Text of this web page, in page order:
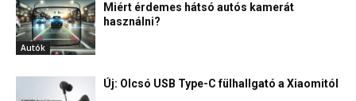
Autók
Miért érdemes hátsó autós kamerát
használni?
Új: Olcsó USB Type-C fülhallgató a Xiaomitól